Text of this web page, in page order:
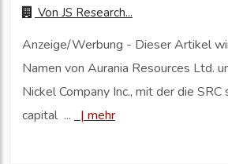
Von JS Research...
Anzeige/Werbung - Dieser Artikel
Namen von Aurania Resources Ltd.
Nickel Company Inc., mit der die
capital ...
| mehr